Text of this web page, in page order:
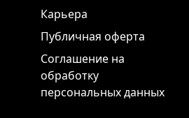
Карьера
Публичная оферта
Соглашение на
обработку
персональных данных